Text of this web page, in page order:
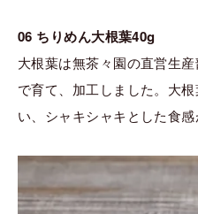
06 ちりめん大根葉40g
大根葉は無茶々園の直営生
で育て、加工しました。大
い、シャキシャキとした食感